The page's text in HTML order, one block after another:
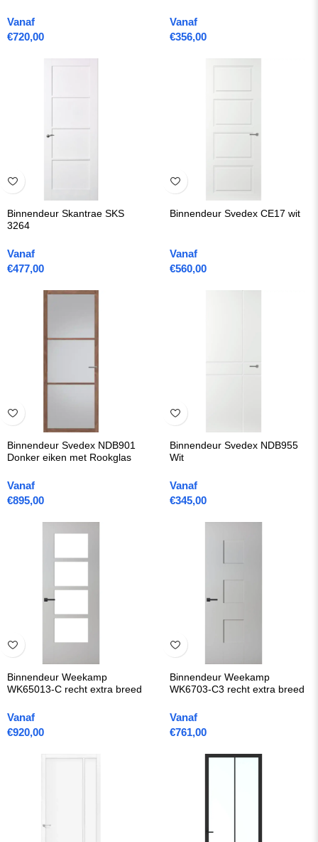
Vanaf
€720,00
Vanaf
€356,00
Binnendeur Skantrae SKS
3264
Vanaf
€477,00
Binnendeur Svedex CE17 wit
Vanaf
€560,00
Binnendeur Svedex NDB901
Donker eiken met Rookglas
Vanaf
€895,00
Binnendeur Svedex NDB955
Wit
Vanaf
€345,00
Binnendeur Weekamp
WK65013-C recht extra breed
Vanaf
€920,00
Binnendeur Weekamp
WK6703-C3 recht extra breed
Vanaf
€761,00